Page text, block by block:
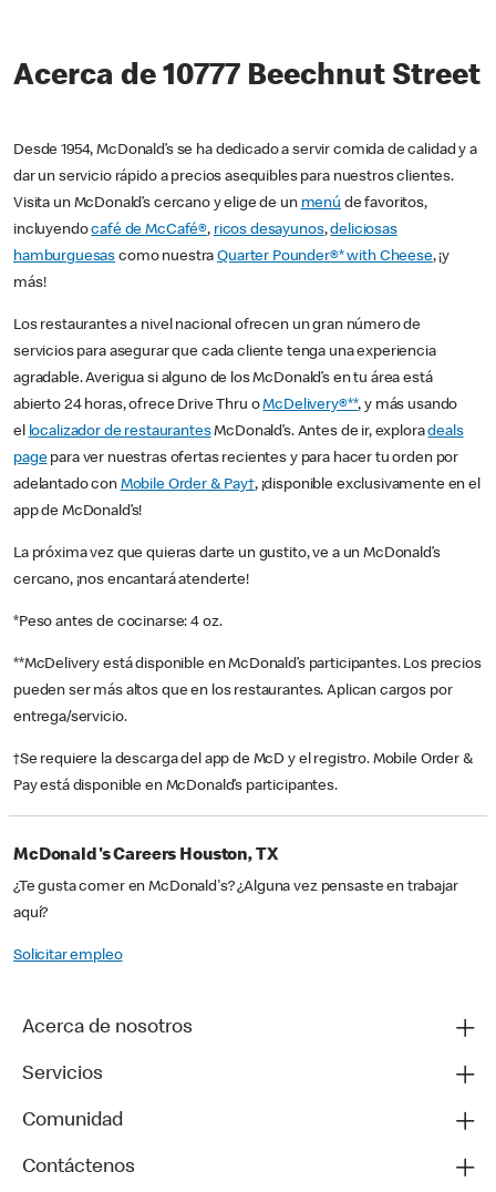
Acerca de 10777 Beechnut Street
Desde 1954, McDonald’s se ha dedicado a servir comida de calidad y a
dar un servicio rápido a precios asequibles para nuestros clientes.
Visita un McDonald’s cercano y elige de un menú de favoritos,
incluyendocafé de McCafé®, ricos desayunos,deliciosas
hamburguesas como nuestraQuarter Pounder®* with Cheese, ¡y
más!
Los restaurantes a nivel nacional ofrecen un gran número de
servicios para asegurar que cada cliente tenga una experiencia
agradable. Averigua si alguno de los McDonald’s en tu área está
abierto 24 horas, ofrece Drive Thru oMcDelivery®**, y más usando
el localizador de restaurantesMcDonald’s. Antes de ir, exploradeals
pagepara ver nuestras ofertas recientes y para hacer tu orden por
adelantado con Mobile Order & Pay†, ¡disponible exclusivamente en el
app de McDonald’s!
La próxima vez que quieras darte un gustito, ve a un McDonald’s
cercano, ¡nos encantará atenderte!
*Peso antes de cocinarse: 4 oz.
**McDelivery está disponible en McDonald’s participantes. Los precios
pueden ser más altos que en los restaurantes. Aplican cargos por
entrega/servicio.
†Se requiere la descarga del app de McD y el registro. Mobile Order &
Pay está disponible en McDonald’s participantes.
McDonald's Careers Houston, TX
¿Te gusta comer en McDonald's? ¿Alguna vez pensaste en trabajar
aquí?
Solicitar empleo
Acerca de nosotros
Servicios
Comunidad
Contáctenos